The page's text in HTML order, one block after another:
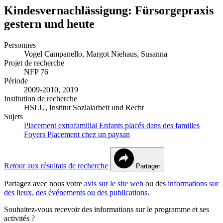
Kindesvernachlässigung: Fürsorgepraxis
gestern und heute
Personnes
Vogel Campanello, Margot Niehaus, Susanna
Projet de recherche
NFP 76
Période
2009-2010, 2019
Institution de recherche
HSLU, Institut Sozialarbeit und Recht
Sujets
Placement extrafamilial Enfants placés dans des familles
Foyers Placement chez un paysan
Retour aux résultats de recherche Partager
Partagez avec nous votre avis sur le site web ou des informations sur
des lieux, des événements ou des publications.
Souhaitez-vous recevoir des informations sur le programme et ses
activités ?